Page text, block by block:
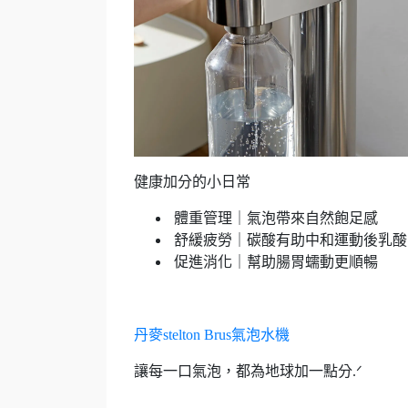
健康加分的小日常
體重管理｜氣泡帶來自然飽足感
舒緩疲勞｜碳酸有助中和運動後乳酸
促進消化｜幫助腸胃蠕動更順暢
丹麥stelton Brus氣泡水機
讓每一口氣泡，都為地球加一點分.ᐟ